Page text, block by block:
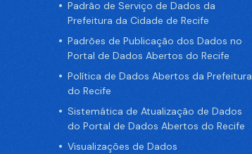
Padrão de Serviço de Dados da
Prefeitura da Cidade de Recife
Padrões de Publicação dos Dados no
Portal de Dados Abertos do Recife
Política de Dados Abertos da Prefeitura
do Recife
Sistemática de Atualização de Dados
do Portal de Dados Abertos do Recife
Visualizações de Dados